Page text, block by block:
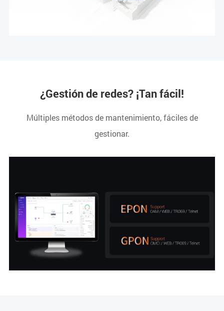
¿Gestión de redes? ¡Tan fácil!
Múltiples métodos de mantenimiento, fáciles de
gestionar.